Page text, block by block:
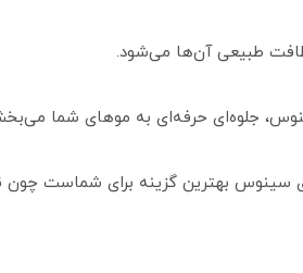
طبیعی آن‌ها می‌شود.
سینوس بهترین گزینه برای شماست